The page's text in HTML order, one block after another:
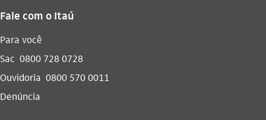
Fale com o Itaú
Para você
Sac 0800 728 0728
Ouvidoria 0800 570 0011
Denúncia